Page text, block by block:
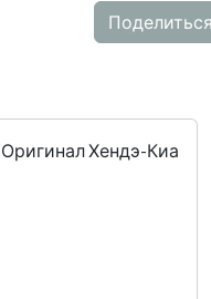
Оригинал Хендэ-Киа